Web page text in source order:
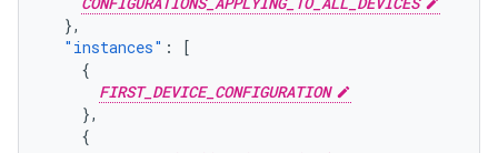
},
"instances" :
[
{
FIRST_DEVICE_CONFIGURATION
},
{